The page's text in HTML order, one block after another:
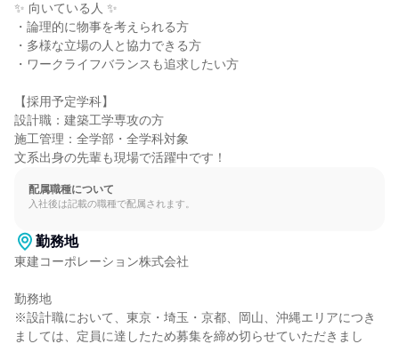
✨ 向いている人 ✨
・論理的に物事を考えられる方
・多様な立場の人と協力できる方
・ワークライフバランスも追求したい方
【採用予定学科】
設計職：建築工学専攻の方
施工管理：全学部・全学科対象
文系出身の先輩も現場で活躍中です！
配属職種について
入社後は記載の職種で配属されます。
勤務地
東建コーポレーション株式会社
勤務地
※設計職において、東京・埼玉・京都、岡山、沖縄エリアにつき
ましては、定員に達したため募集を締め切らせていただきまし